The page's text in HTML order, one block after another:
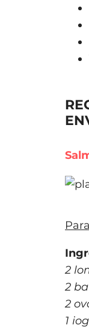
2
2
2
1